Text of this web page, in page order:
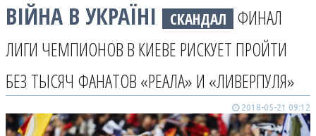
ВІЙНА В УКРАЇНІ СКАНДАЛ ФИНАЛ
ЛИГИ ЧЕМПИОНОВ В КИЕВЕ РИСКУЕТ ПРОЙТИ
БЕЗ ТЫСЯЧ ФАНАТОВ «РЕАЛА» И «ЛИВЕРПУЛЯ»
2018-05-21 09:12